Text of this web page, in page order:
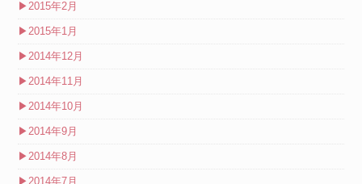
▶2015年2月
▶2015年1月
▶2014年12月
▶2014年11月
▶2014年10月
▶2014年9月
▶2014年8月
▶2014年7月